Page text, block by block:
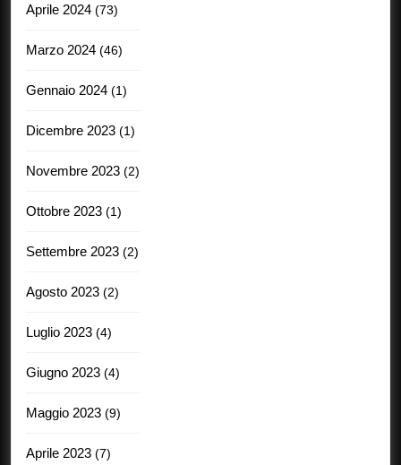
Aprile 2024 (73)
Marzo 2024 (46)
Gennaio 2024 (1)
Dicembre 2023 (1)
Novembre 2023 (2)
Ottobre 2023 (1)
Settembre 2023 (2)
Agosto 2023 (2)
Luglio 2023 (4)
Giugno 2023 (4)
Maggio 2023 (9)
Aprile 2023 (7)